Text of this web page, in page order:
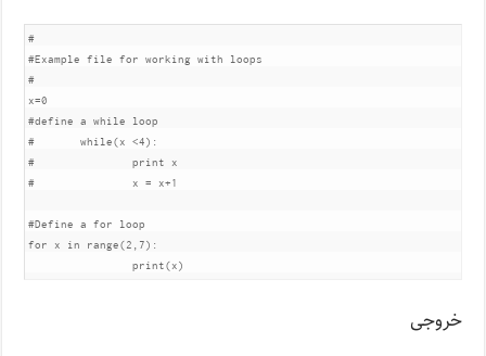
#
#Example file for working with loops
#
x=0
#define a while loop
#	while(x <4):
#		print x
#		x = x+1
#Define a for loop
for x in range(2,7):
خروجی